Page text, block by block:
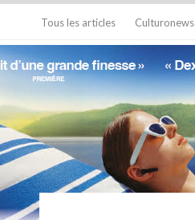
Tous les articles Culturonews